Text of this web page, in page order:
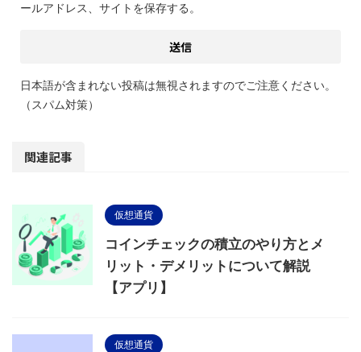
ールアドレス、サイトを保存する。
日本語が含まれない投稿は無視されますのでご注意ください。
（スパム対策）
関連記事
仮想通貨
コインチェックの積立のやり方とメ
リット・デメリットについて解説
【アプリ】
仮想通貨